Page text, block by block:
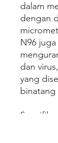
dalam
dengan
N96
dan
yang